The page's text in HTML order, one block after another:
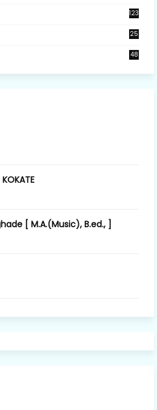
123
25
48
KOKATE
[ M.A.(Music), B.ed., ]